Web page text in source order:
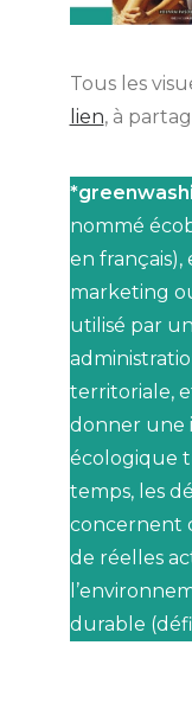
Tous les
lien, à
nommé
en
marketing
utilisé par
territoriale,
donner une
écologique
temps, les
concernent
de réelles
durable